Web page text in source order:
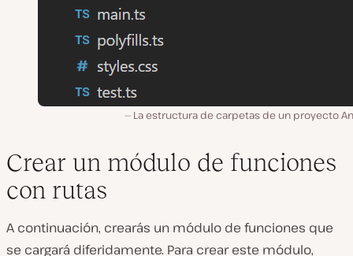
La estructura de carpetas de un proyecto
Crear un módulo de funciones
con rutas
A continuación, crearás un módulo de funciones que
se cargará diferidamente. Para crear este módulo,